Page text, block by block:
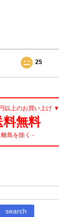
25
以上のお買い上げ ▼
料無料
離島を除く -
search